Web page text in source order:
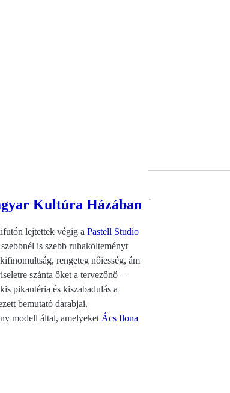
Kultúra Házában
lejtettek végig a Pastell Studio
is szebb ruhakölteményt
rengeteg nőiesség, ám
szánta őket a tervezőnő –
pikantéria és kiszabadulás a
bemutató darabjai.
modell által, amelyeketÁcs Ilona
-